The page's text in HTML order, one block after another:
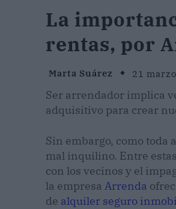
La
rentas, por
Marta Suárez 21
Ser arrendador implica
adquisitivo para crear
Sin embargo, como toda
mal inquilino. Entre
con los vecinos y el
la empresa Arrenda
de alquiler seguro